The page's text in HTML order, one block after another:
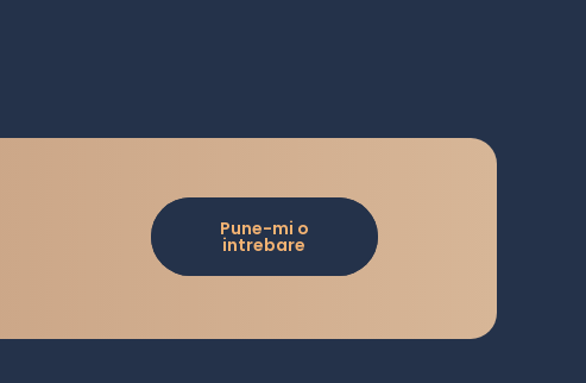
Pune-mi o
intrebare